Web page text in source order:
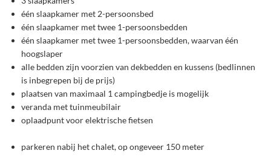
één slaapkamer met 2-persoonsbed
één slaapkamer met twee 1-persoonsbedden
één slaapkamer met twee 1-persoonsbedden, waarvan één
hoogslaper
alle bedden zijn voorzien van dekbedden en kussens (bedlinnen
is inbegrepen bij de prijs)
plaatsen van maximaal 1 campingbedje is mogelijk
veranda met tuinmeubilair
oplaadpunt voor elektrische fietsen
parkeren nabij het chalet, op ongeveer 150 meter